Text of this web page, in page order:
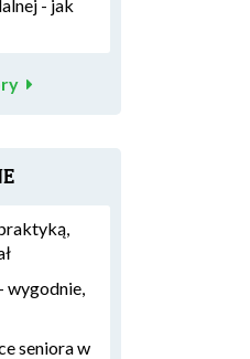
- jak
wygodnie,
seniora w